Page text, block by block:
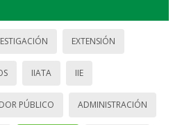
EXTENSIÓN
IIATA IIE
PÚBLICO ADMINISTRACIÓN